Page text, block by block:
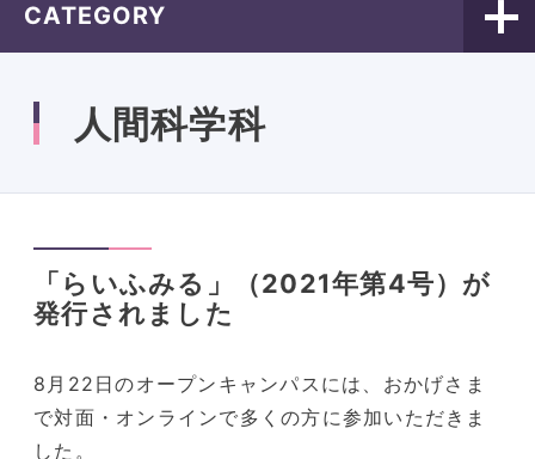
CATEGORY
人間科学科
「らいふみる」（2021年第4号）が
発行されました
8月22日のオープンキャンパスには、おかげさま
で対面・オンラインで多くの方に参加いただきま
した。